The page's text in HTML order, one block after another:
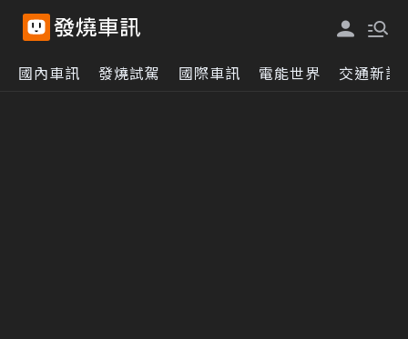
國內車訊 發燒試駕 國際車訊 電能世界 交通新訊